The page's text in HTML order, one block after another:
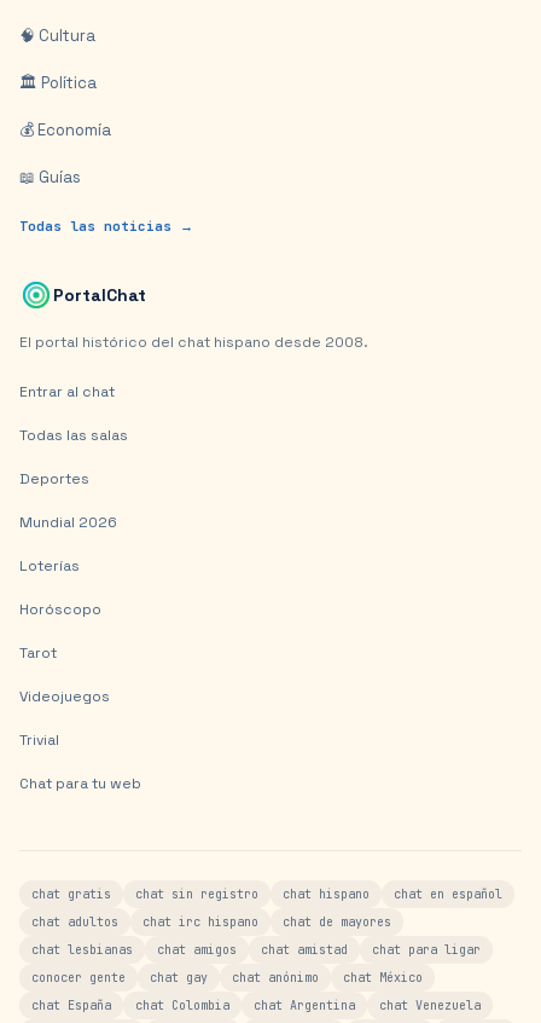
🧠 Cultura
🏛️ Política
💰 Economía
📖 Guías
Todas las noticias →
PortalChat
El portal histórico del chat hispano desde 2008.
Entrar al chat
Todas las salas
Deportes
Mundial 2026
Loterías
Horóscopo
Tarot
Videojuegos
Trivial
Chat para tu web
chat gratis chat sin registro chat hispano
chat en español
chat adultos
chat irc hispano
chat de mayores
chat lesbianas
chat amigos chat amistad
chat para ligar
conocer gente
chat gay chat anónimo
chat México
chat España
chat Colombia chat Argentina chat Venezuela